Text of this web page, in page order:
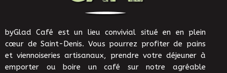
byGlad Café est un lieu convivial situé en en plein
cœur de Saint-Denis. Vous pourrez profiter de pains
et viennoiseries artisanaux, prendre votre déjeuner à
emporter ou boire un café sur notre agréable